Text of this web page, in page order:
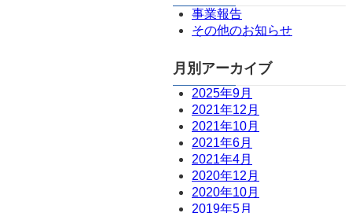
事業報告
その他のお知らせ
月別アーカイブ
2025年9月
2021年12月
2021年10月
2021年6月
2021年4月
2020年12月
2020年10月
2019年5月